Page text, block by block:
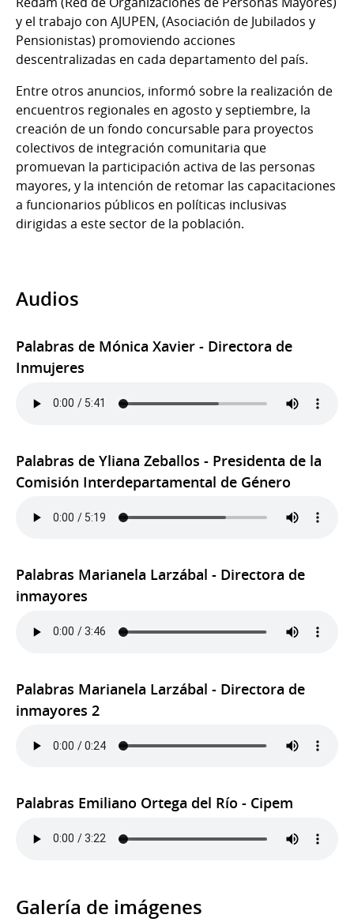
y el trabajo con AJUPEN, (Asociación de Jubilados y
Pensionistas) promoviendo acciones
descentralizadas en cada departamento del país.
Entre otros anuncios, informó sobre la realización de
encuentros regionales en agosto y septiembre, la
creación de un fondo concursable para proyectos
colectivos de integración comunitaria que
promuevan la participación activa de las personas
mayores, y la intención de retomar las capacitaciones
a funcionarios públicos en políticas inclusivas
dirigidas a este sector de la población.
Audios
Palabras de Mónica Xavier - Directora de
Inmujeres
Palabras de Yliana Zeballos - Presidenta de la
Comisión Interdepartamental de Género
Palabras Marianela Larzábal - Directora de
inmayores
Palabras Marianela Larzábal - Directora de
inmayores 2
Palabras Emiliano Ortega del Río - Cipem
Galería de imágenes